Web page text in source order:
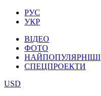
РУС
УКР
ВІДЕО
ФОТО
НАЙПОПУЛЯРНІШІ
СПЕЦПРОЕКТИ
USD